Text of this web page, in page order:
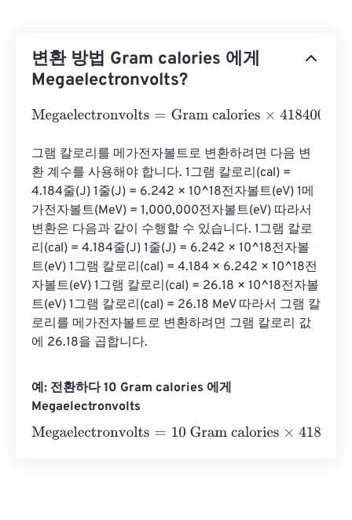
변환 방법 Gram calories 에게
Megaelectronvolts?
Megaelectronvolts=Gram calories×
그램 칼로리를 메가전자볼트로 변환하려면 다음 변
환 계수를 사용해야 합니다. 1그램 칼로리(cal) =
4.184줄(J) 1줄(J) = 6.242 × 10^18전자볼트(eV) 1메
가전자볼트(MeV) = 1,000,000전자볼트(eV) 따라서
변환은 다음과 같이 수행할 수 있습니다. 1그램 칼로
리(cal) = 4.184줄(J) 1줄(J) = 6.242 × 10^18전자볼
트(eV) 1그램 칼로리(cal) = 4.184 × 6.242 × 10^18전
자볼트(eV) 1그램 칼로리(cal) = 26.18 × 10^18전자볼
트(eV) 1그램 칼로리(cal) = 26.18 MeV 따라서 그램 칼
로리를 메가전자볼트로 변환하려면 그램 칼로리 값
에 26.18을 곱합니다.
예: 전환하다 10 Gram calories 에게
Megaelectronvolts
Megaelectronvolts=10 Gram calories×